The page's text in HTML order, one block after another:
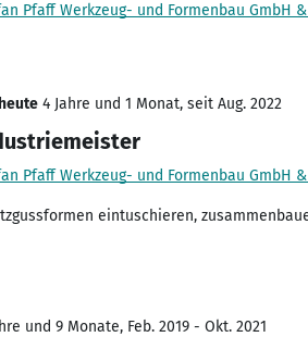
Pfaff Werkzeug- und Formenbau GmbH &
4 Jahre und 1 Monat, seit Aug. 2022
Pfaff Werkzeug- und Formenbau GmbH &
eintuschieren,
und 9 Monate, Feb. 2019 - Okt. 2021